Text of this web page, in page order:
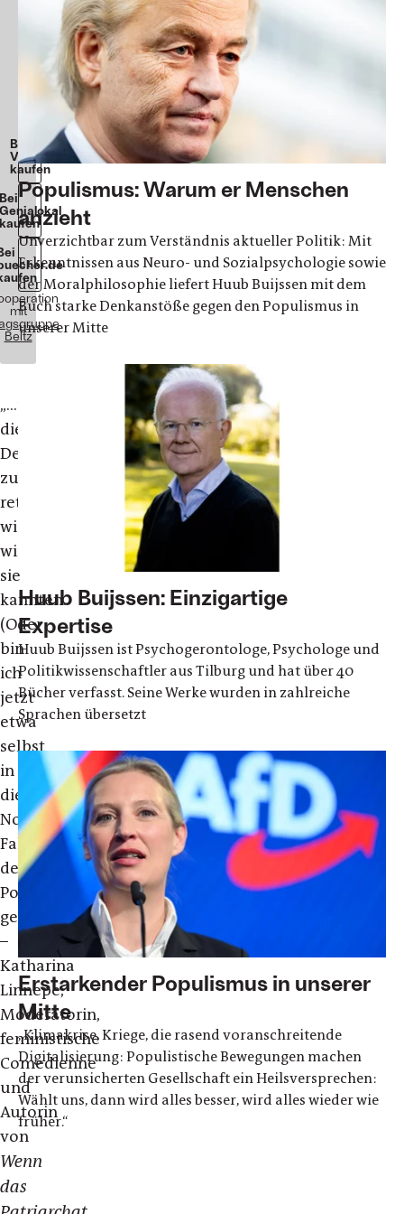
Populismus
Paperback
Beim
Verlag
kaufen
mit
Beltz
„...um
die
Demokratie
zu
retten,
wie
wir
sie
kannten.
(Oder
bin
ich
jetzt
etwa
selbst
in
die
Nostalgie-
Falle
des
Populismus
getappt?)“
–
Katharina
Linnepe,
Moderatorin,
feministische
Comedienne
und
Autorin
von
Wenn
das
Populismus: Warum er Menschen
anzieht
Unverzichtbar zum Verständnis aktueller Politik: Mit
Erkenntnissen aus Neuro- und Sozialpsychologie sowie
der Moralphilosophie liefert Huub Buijssen mit dem
Buch starke Denkanstöße gegen den Populismus in
unserer Mitte
Huub Buijssen: Einzigartige
Expertise
Huub Buijssen ist Psychogerontologe, Psychologe und
Politikwissenschaftler aus Tilburg und hat über 40
Bücher verfasst. Seine Werke wurden in zahlreiche
Sprachen übersetzt
Erstarkender Populismus in unserer
Mitte
„Klimakrise, Kriege, die rasend voranschreitende
Digitalisierung: Populistische Bewegungen machen
der verunsicherten Gesellschaft ein Heilsversprechen:
Wählt uns, dann wird alles besser, wird alles wieder wie
früher.“